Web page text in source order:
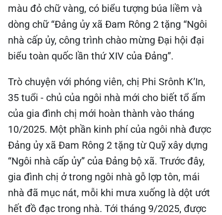
màu đỏ chữ vàng, có biểu tượng búa liềm và
dòng chữ “Đảng ủy xã Đam Rông 2 tặng “Ngôi
nhà cấp ủy, công trình chào mừng Đại hội đại
biểu toàn quốc lần thứ XIV của Đảng”.
Trò chuyện với phóng viên, chị Phi Srônh K’In,
35 tuổi - chủ của ngôi nhà mới cho biết tổ ấm
của gia đình chị mới hoàn thành vào tháng
10/2025. Một phần kinh phí của ngôi nhà được
Đảng ủy xã Đam Rông 2 tặng từ Quỹ xây dựng
“Ngôi nhà cấp ủy” của Đảng bộ xã. Trước đây,
gia đình chị ở trong ngôi nhà gỗ lợp tôn, mái
nhà đã mục nát, mỗi khi mưa xuống là dột ướt
hết đồ đạc trong nhà. Tới tháng 9/2025, được